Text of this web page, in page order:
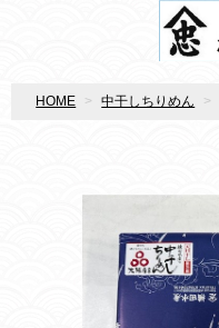
HOME 中干しちりめん